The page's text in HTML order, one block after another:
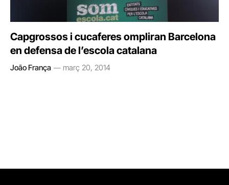
Capgrossos i cucaferes ompliran Barcelona
en defensa de l’escola catalana
João França març 20, 2014